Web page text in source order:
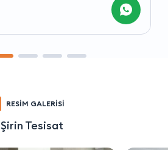
RESİM GALERİSİ
Şirin Tesisat